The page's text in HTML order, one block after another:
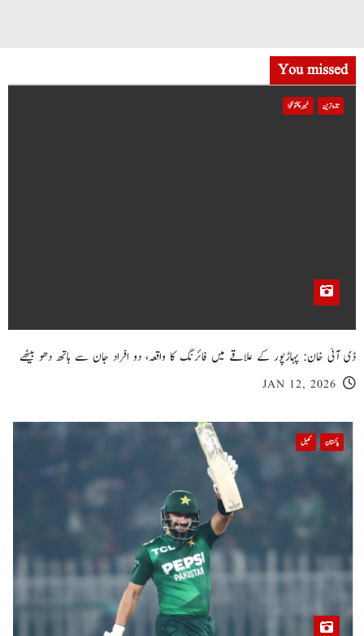
You missed
تازہ ترین خیبر پختونخوا
ڈی آئی خان: پہاڑپور کے علاقے میں فائرنگ کا واقعہ، دو افراد جان سے ہاتھ دھو بیٹھے
JAN 12, 2026
پاکستان کھیل